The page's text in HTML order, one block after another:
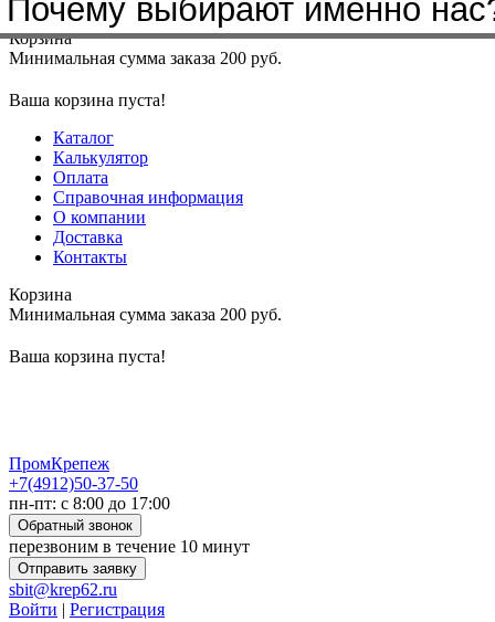
Меню+7(4912)50-37-50sbit@krep62.ru
Корзина
Минимальная сумма заказа 200 руб.
Ваша корзина пуста!
Каталог
Калькулятор
Оплата
Справочная информация
О компании
Доставка
Контакты
Корзина
Минимальная сумма заказа 200 руб.
Ваша корзина пуста!
ПромКрепеж
+7(4912)50-37-50
пн-пт: с 8:00 до 17:00
Обратный звонок
перезвоним в течение 10 минут
Отправить заявку
sbit@krep62.ru
Войти | Регистрация
Почему выбирают именно